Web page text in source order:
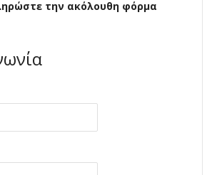
την ακόλουθη φόρμα